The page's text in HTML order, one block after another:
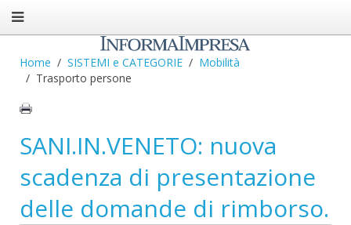
Home SISTEMI e CATEGORIE
Mobilità
Trasporto persone
SANI.IN.VENETO: nuova
scadenza di presentazione
delle domande di rimborso.